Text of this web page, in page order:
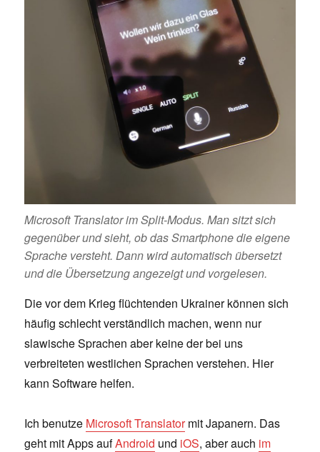
Microsoft Translator im Split-Modus. Man sitzt sich
gegenüber und sieht, ob das Smartphone die eigene
Sprache versteht. Dann wird automatisch übersetzt
und die Übersetzung angezeigt und vorgelesen.
Die vor dem Krieg flüchtenden Ukrainer können sich
häufig schlecht verständlich machen, wenn nur
slawische Sprachen aber keine der bei uns
verbreiteten westlichen Sprachen verstehen. Hier
kann Software helfen.
Ich benutze Microsoft Translatormit Japanern. Das
geht mit Apps aufAndroid und iOS, aber auch im